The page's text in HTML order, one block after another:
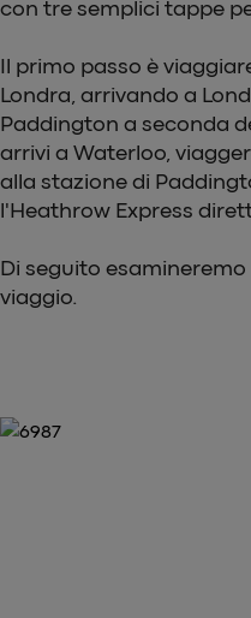
con tre semplici tappe
Il primo passo è
Londra, arrivando a
Paddington a seconda
arrivi a Waterloo,
alla stazione di
l'Heathrow Express
Di seguito
viaggio.